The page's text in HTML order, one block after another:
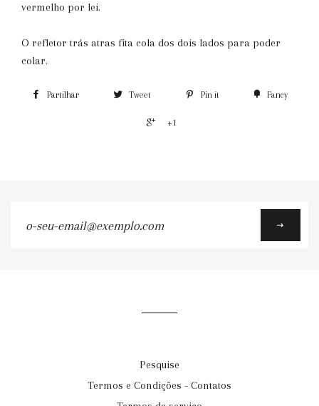
vermelho por lei.
O refletor trás atras fita cola dos dois lados para poder
colar.
Partilhar Tweet Pin it Fancy
+1
Pesquise
Termos e Condições - Contatos